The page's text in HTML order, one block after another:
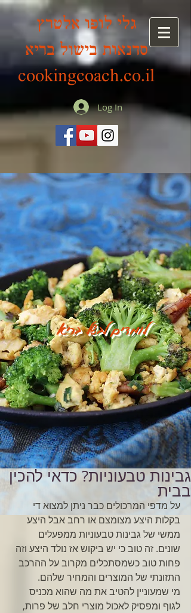
גלי לופו אלטרץ
סדנאות בישול בריא
cookingcoach.co.il
Log In
לומדים לבשל בריא
גבינות טבעוניות? כדאי להכין
בבית
על מדפי המרכולים כבר ניתן למצוא די
בקלות היצע מצומצם או רחב אבל היצע
ממשי של גבינות טבעוניות ממפעלים
שונים. זה טוב כי יש ביקוש אז נולד היצע וזה
פחות טוב כשמסתכלים מקרוב על ההרכב
התזונתי של המוצרים והמחיר שלהם.
מי שמעוניין להטיב את מה שהוא מכניס
לגוף ומפסיק לאכול מוצרי חלב של פרות,